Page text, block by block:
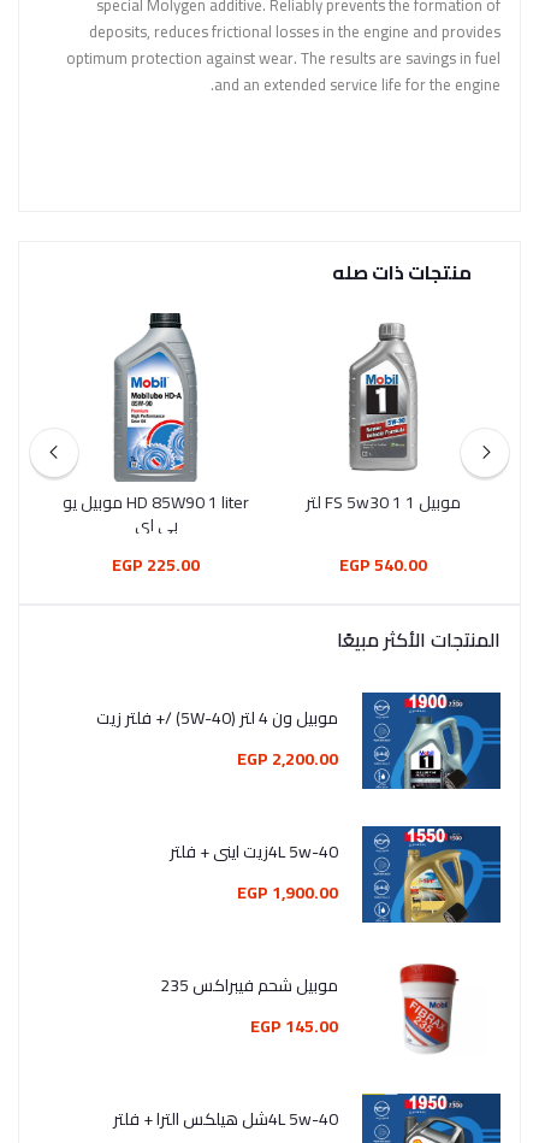
deposits, reduces frictional losses in the engine and provides
optimum protection against wear. The results are savings in fuel
and an extended service life for the engine.
منتجات ذات صله
موبيل 1 FS 5w30 1 لتر
540.00 EGP
HD 85W90 1 liter موبيل يو
بي اي
225.00 EGP
المنتجات الأكثر مبيعًا
موبيل ون 4 لتر (5W-40) /+ فلتر زيت
2,200.00 EGP
4L 5w-40زيت اينى + فلتر
1,900.00 EGP
موبيل شحم فيبراكس 235
145.00 EGP
4L 5w-40شل هيلكس الترا + فلتر